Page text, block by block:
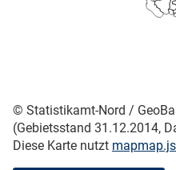
© Statistikamt-Nord /
(Gebietsstand 31.12.2014,
Diese Karte nutzt mapmap.js